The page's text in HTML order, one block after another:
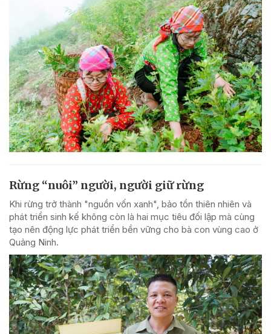
Rừng “nuôi” người, người giữ rừng
Khi rừng trở thành "nguồn vốn xanh", bảo tồn thiên nhiên và
phát triển sinh kế không còn là hai mục tiêu đối lập mà cùng
tạo nên động lực phát triển bền vững cho bà con vùng cao ở
Quảng Ninh.